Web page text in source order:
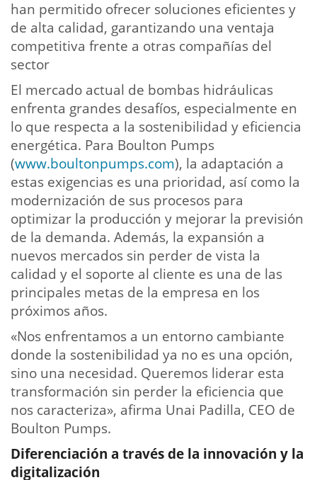
han permitido ofrecer soluciones eficientes y
de alta calidad, garantizando una ventaja
competitiva frente a otras compañías del
sector
El mercado actual de bombas hidráulicas
enfrenta grandes desafíos, especialmente en
lo que respecta a la sostenibilidad y eficiencia
energética. Para Boulton Pumps
(www.boultonpumps.com), la adaptación a
estas exigencias es una prioridad, así como la
modernización de sus procesos para
optimizar la producción y mejorar la previsión
de la demanda. Además, la expansión a
nuevos mercados sin perder de vista la
calidad y el soporte al cliente es una de las
principales metas de la empresa en los
próximos años.
«Nos enfrentamos a un entorno cambiante
donde la sostenibilidad ya no es una opción,
sino una necesidad. Queremos liderar esta
transformación sin perder la eficiencia que
nos caracteriza», afirma Unai Padilla, CEO de
Boulton Pumps.
Diferenciación a través de la innovación y la
digitalización